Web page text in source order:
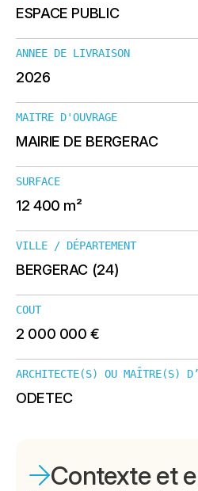
ESPACE PUBLIC
ANNEE DE LIVRAISON
2026
MAITRE D'OUVRAGE
MAIRIE DE BERGERAC
SURFACE
12 400 m²
VILLE / DÉPARTEMENT
BERGERAC (24)
COUT
2 000 000 €
ARCHITECTE(S) OU MAÎTRE(S)
ODETEC
Contexte et